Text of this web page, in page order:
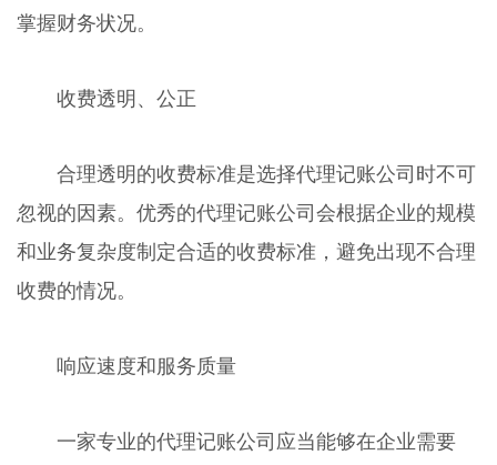
掌握财务状况。
收费透明、公正
合理透明的收费标准是选择代理记账公司时不可
忽视的因素。优秀的代理记账公司会根据企业的规模
和业务复杂度制定合适的收费标准，避免出现不合理
收费的情况。
响应速度和服务质量
一家专业的代理记账公司应当能够在企业需要